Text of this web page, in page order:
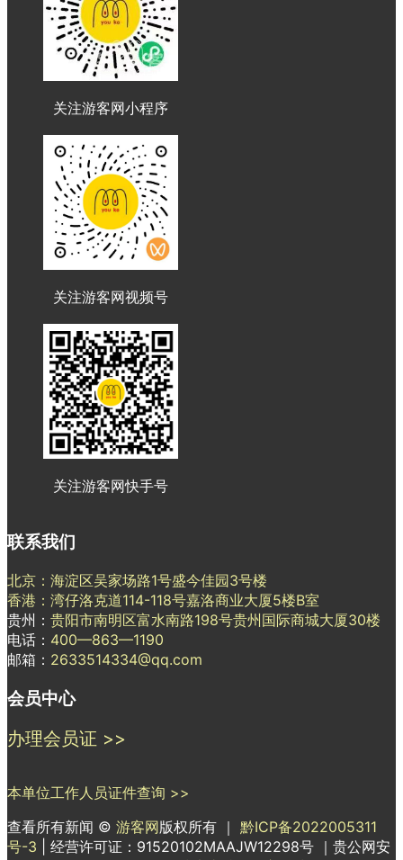
关注游客网小程序
关注游客网视频号
关注游客网快手号
联系我们
北京：海淀区吴家场路1号盛今佳园3号楼
香港：湾仔洛克道114-118号嘉洛商业大厦5楼B室
贵州： 贵阳市南明区富水南路198号贵州国际商城大厦30楼
电话： 400—863—1190
邮箱： 2633514334@qq.com
会员中心
办理会员证 >>
本单位工作人员证件查询 >>
查看所有新闻 © 游客网版权所有 ｜ 黔ICP备2022005311
号-3
| 经营许可证：91520102MAAJW12298号 ｜贵公网安